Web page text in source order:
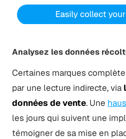
Analysez les données
Certaines marques
par une lecture indirecte, via
données de vente. Une
les jours qui suivent une
témoigner de sa mise en